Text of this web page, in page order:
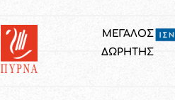
ΜΕΓΑΛΟΣ
ΔΩΡΗΤΗΣ